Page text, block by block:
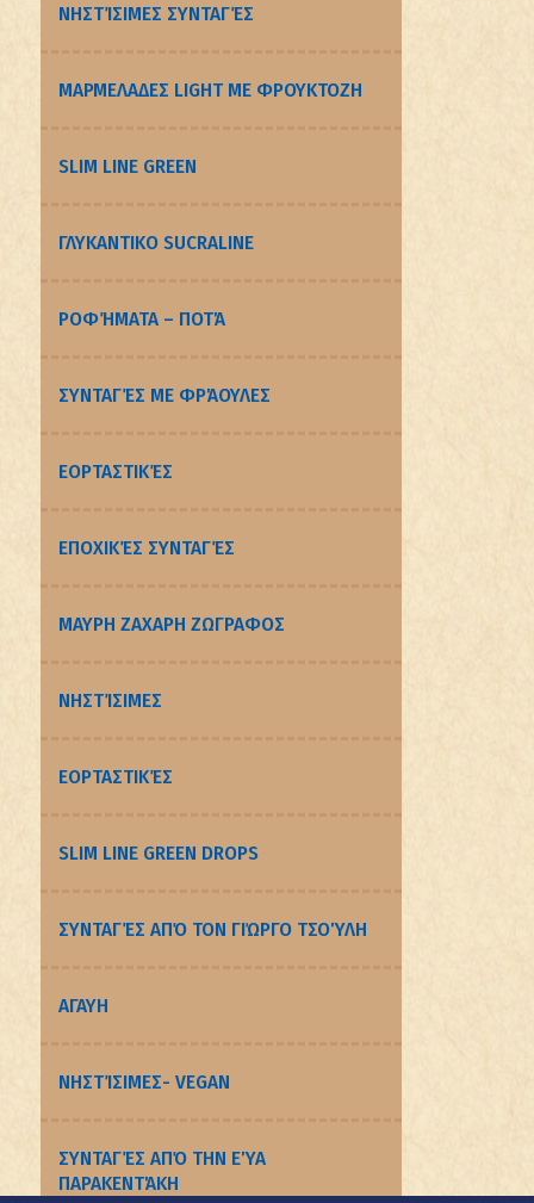
ΝΗΣΤΊΣΙΜΕΣ ΣΥΝΤΑΓΈΣ
ΜΑΡΜΕΛΑΔΕΣ LIGHT ΜΕ ΦΡΟΥΚΤΟΖΗ
SLIM LINE GREEN
ΓΛΥΚΑΝΤΙΚΟ SUCRALINE
ΡΟΦΉΜΑΤΑ – ΠΟΤΆ
ΣΥΝΤΑΓΈΣ ΜΕ ΦΡΆΟΥΛΕΣ
ΕΟΡΤΑΣΤΙΚΈΣ
ΕΠΟΧΙΚΈΣ ΣΥΝΤΑΓΈΣ
ΜΑΥΡΗ ΖΑΧΑΡΗ ΖΩΓΡΑΦΟΣ
ΝΗΣΤΊΣΙΜΕΣ
ΕΟΡΤΑΣΤΙΚΈΣ
SLIM LINE GREEN DROPS
ΣΥΝΤΑΓΈΣ ΑΠΌ ΤΟΝ ΓΙΏΡΓΟ ΤΣΟΎΛΗ
ΑΓΑΥΗ
ΝΗΣΤΊΣΙΜΕΣ- VEGAN
ΣΥΝΤΑΓΈΣ ΑΠΌ ΤΗΝ ΕΎΑ
ΠΑΡΑΚΕΝΤΆΚΗ